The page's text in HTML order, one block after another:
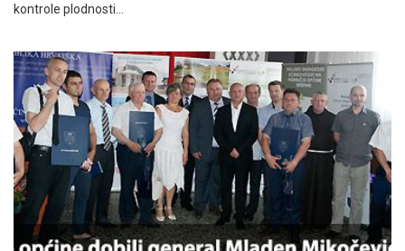
kontrole plodnosti…